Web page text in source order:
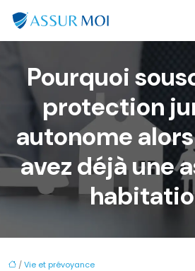
Pourquoi
protection
autonome
avez déjà une
/Vie et prévoyance